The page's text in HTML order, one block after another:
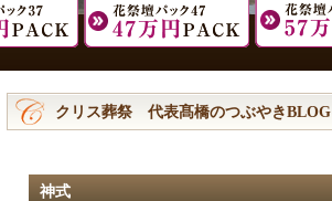
クリス葬祭 代表髙橋のつぶやきBLOG
神式